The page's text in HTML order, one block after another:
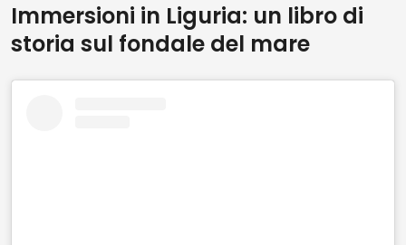
Immersioni in Liguria: un libro di
storia sul fondale del mare